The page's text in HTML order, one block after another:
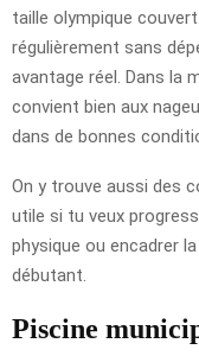
taille olympique
régulièrement sans
avantage réel. Dans la
convient bien aux
dans de bonnes
On y trouve aussi des
utile si tu veux
physique ou encadrer
débutant.
Piscine